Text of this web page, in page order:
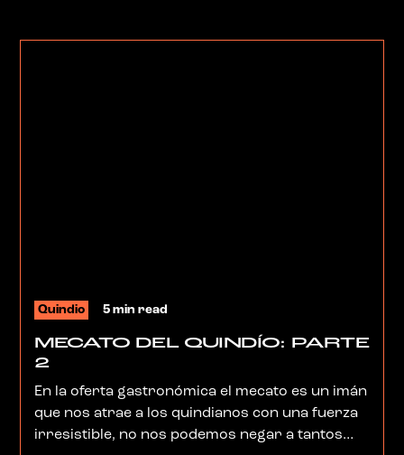
Quindio 5 min read
MECATO DEL QUINDÍO: PARTE
2
En la oferta gastronómica el mecato es un imán
que nos atrae a los quindianos con una fuerza
irresistible, no nos podemos negar a tantos